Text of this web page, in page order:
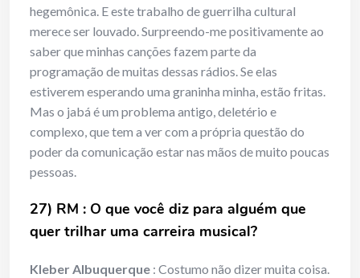
hegemônica. E este trabalho de guerrilha cultural
merece ser louvado. Surpreendo-me positivamente ao
saber que minhas canções fazem parte da
programação de muitas dessas rádios. Se elas
estiverem esperando uma graninha minha, estão fritas.
Mas o jabá é um problema antigo, deletério e
complexo, que tem a ver com a própria questão do
poder da comunicação estar nas mãos de muito poucas
pessoas.
27) RM : O que você diz para alguém que
quer trilhar uma carreira musical?
Kleber Albuquerque : Costumo não dizer muita coisa.